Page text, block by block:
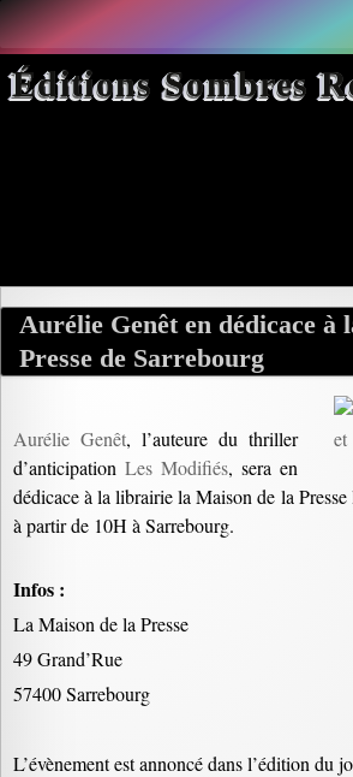
Aller
au
contenu
Éditions Sombres
Archives par mot-clé :
Aurélie Genêt en dédicace à
Presse de Sarrebourg
Aurélie Genêt, l’auteure du thriller
d’anticipation Les Modifiés, sera en
dédicace à la librairie la Maison de la
à partir de 10H à Sarrebourg.
Infos :
La Maison de la Presse
49 Grand’Rue
57400 Sarrebourg
L’évènement est annoncé dans l’édition du